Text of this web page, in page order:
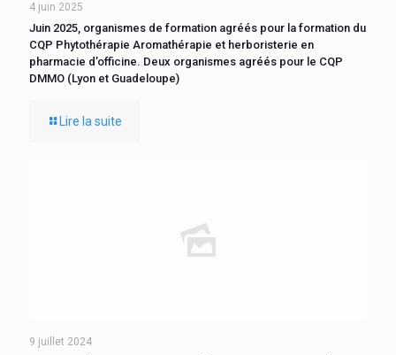
4 juin 2025
Juin 2025, organismes de formation agréés pour la formation du
CQP Phytothérapie Aromathérapie et herboristerie en
pharmacie d’officine. Deux organismes agréés pour le CQP
DMMO (Lyon et Guadeloupe)
Lire la suite
9 juillet 2024